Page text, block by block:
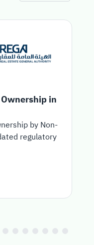
in
by Non-
regulatory